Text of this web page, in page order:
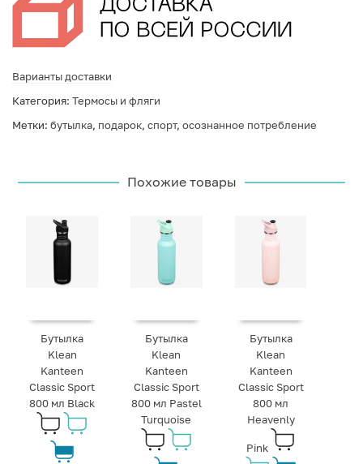
Варианты доставки
Категория: Термосы и фляги
Метки: бутылка, подарок, спорт, осознанное потребление
Похожие товары
Бутылка
Klean
Kanteen
Classic Sport
800 мл Black
Бутылка
Klean
Kanteen
Classic Sport
800 мл Pastel
Turquoise
Бутылка
Klean
Kanteen
Classic Sport
800 мл
Heavenly
Pink